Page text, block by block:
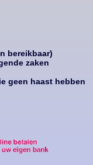
bereikbaar)
zaken
geen haast hebben